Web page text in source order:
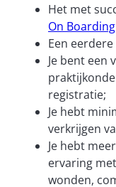
Het met
On
Een
Je bent een
registratie;
Je hebt
verkrijgen
Je hebt
ervaring
wonden,